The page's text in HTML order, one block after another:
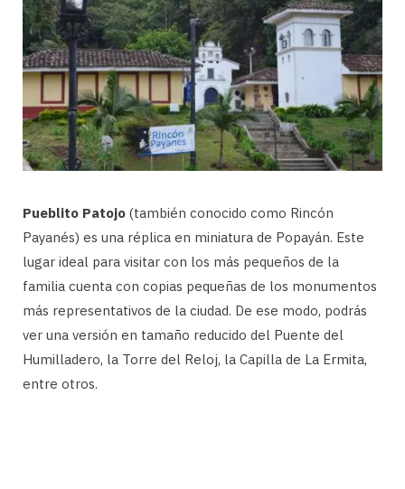
Pueblito Patojo (también conocido como Rincón
Payanés) es una réplica en miniatura de Popayán. Este
lugar ideal para visitar con los más pequeños de la
familia cuenta con copias pequeñas de los monumentos
más representativos de la ciudad. De ese modo, podrás
ver una versión en tamaño reducido del Puente del
Humilladero, la Torre del Reloj, la Capilla de La Ermita,
entre otros.